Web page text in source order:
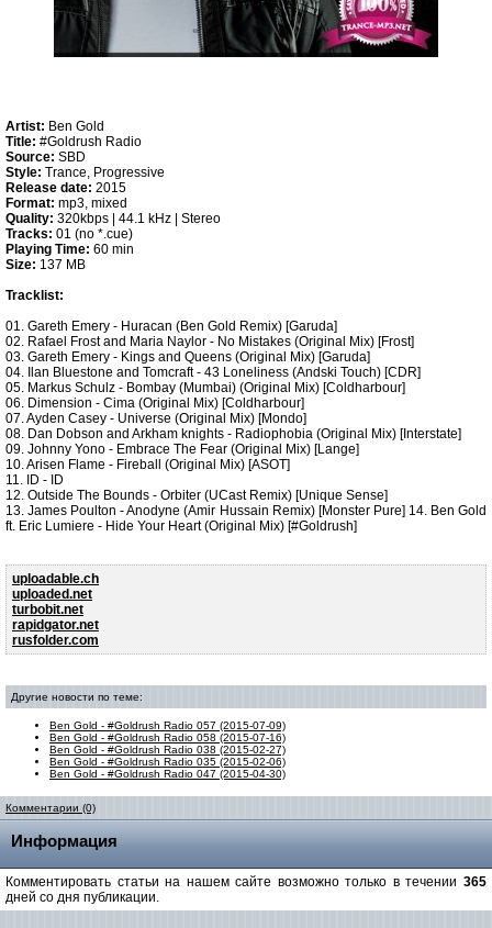
Artist: Ben Gold
Title: #Goldrush Radio
Source: SBD
Style: Trance, Progressive
Release date: 2015
Format: mp3, mixed
Quality: 320kbps | 44.1 kHz | Stereo
Tracks: 01 (no *.cue)
Playing Time: 60 min
Size: 137 MB
Tracklist:
01. Gareth Emery - Huracan (Ben Gold Remix) [Garuda]
02. Rafael Frost and Maria Naylor - No Mistakes (Original Mix) [Frost]
03. Gareth Emery - Kings and Queens (Original Mix) [Garuda]
04. Ilan Bluestone and Tomcraft - 43 Loneliness (Andski Touch) [CDR]
05. Markus Schulz - Bombay (Mumbai) (Original Mix) [Coldharbour]
06. Dimension - Cima (Original Mix) [Coldharbour]
07. Ayden Casey - Universe (Original Mix) [Mondo]
08. Dan Dobson and Arkham knights - Radiophobia (Original Mix) [Interstate]
09. Johnny Yono - Embrace The Fear (Original Mix) [Lange]
10. Arisen Flame - Fireball (Original Mix) [ASOT]
11. ID - ID
12. Outside The Bounds - Orbiter (UCast Remix) [Unique Sense]
13. James Poulton - Anodyne (Amir Hussain Remix) [Monster Pure] 14. Ben Gold
ft. Eric Lumiere - Hide Your Heart (Original Mix) [#Goldrush]
uploadable.ch
uploaded.net
turbobit.net
rapidgator.net
rusfolder.com
Другие новости по теме:
Ben Gold - #Goldrush Radio 057 (2015-07-09)
Ben Gold - #Goldrush Radio 058 (2015-07-16)
Ben Gold - #Goldrush Radio 038 (2015-02-27)
Ben Gold - #Goldrush Radio 035 (2015-02-06)
Ben Gold - #Goldrush Radio 047 (2015-04-30)
Комментарии (0)
Информация
Комментировать статьи на нашем сайте возможно только в течении 365
дней со дня публикации.